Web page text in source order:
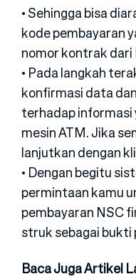
• Sehingga bisa
kode pembayaran
nomor kontrak dari
• Pada langkah
konfirmasi data
terhadap informasi
mesin ATM. Jika
lanjutkan dengan
• Dengan begitu
permintaan kamu
pembayaran NSC
struk sebagai bukti
Baca Juga Artikel